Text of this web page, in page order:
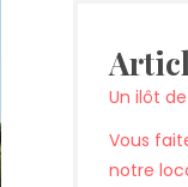
Un ilôt
Vous
notre